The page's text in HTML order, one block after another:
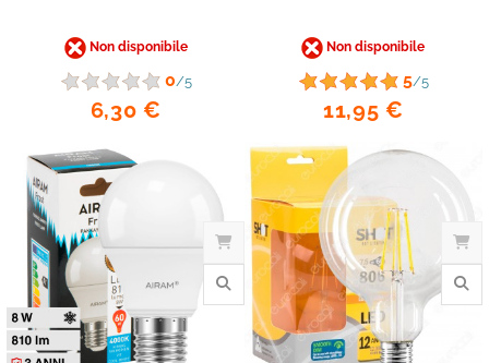
Non disponibile
0/5
6,30 €
Non disponibile
5/5
11,95 €